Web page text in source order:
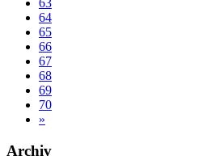
63
64
65
66
67
68
69
70
»
Archiv